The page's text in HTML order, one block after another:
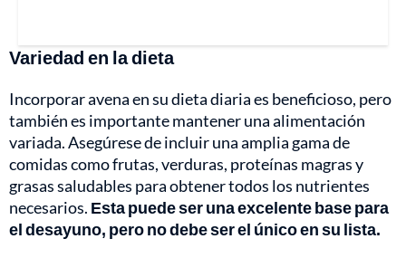
Variedad en la dieta
Incorporar avena en su dieta diaria es beneficioso, pero
también es importante mantener una alimentación
variada. Asegúrese de incluir una amplia gama de
comidas como frutas, verduras, proteínas magras y
grasas saludables para obtener todos los nutrientes
necesarios. Esta puede ser una excelente base para
el desayuno, pero no debe ser el único en su lista.